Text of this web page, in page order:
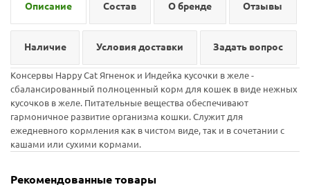
Описание Состав О бренде Отзывы
Наличие Условия доставки Задать вопрос
Консервы Happy Cat Ягненок и Индейка кусочки в желе -
сбалансированный полноценный корм для кошек в виде нежных
кусочков в желе. Питательные вещества обеспечивают
гармоничное развитие организма кошки. Служит для
ежедневного кормления как в чистом виде, так и в сочетании с
кашами или сухими кормами.
Рекомендованные товары